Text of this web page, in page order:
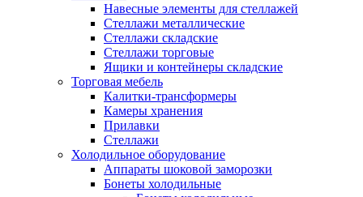
Навесные элементы для стеллажей
Стеллажи металлические
Стеллажи складские
Стеллажи торговые
Ящики и контейнеры складские
Торговая мебель
Калитки-трансформеры
Камеры хранения
Прилавки
Стеллажи
Холодильное оборудование
Аппараты шоковой заморозки
Бонеты холодильные